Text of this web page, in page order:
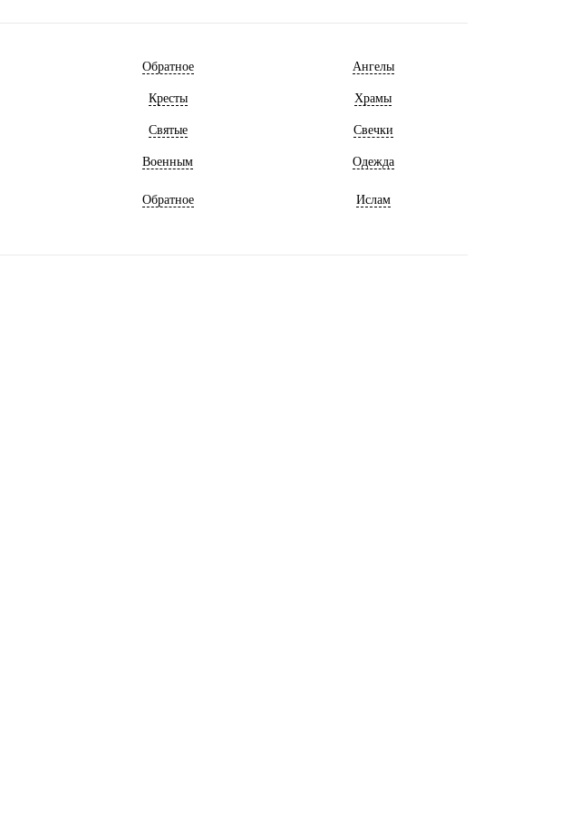
Обратное Ангелы
Кресты Храмы
Святые Свечки
Военным Одежда
Обратное Ислам